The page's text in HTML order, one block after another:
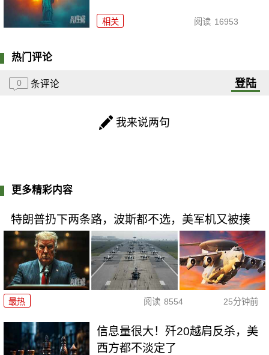
相关 阅读 16953
热门评论
0 条评论 登陆
我来说两句
更多精彩内容
特朗普扔下两条路，波斯都不选，美军机又被揍
最热 阅读 8554 25分钟前
信息量很大！歼20越肩反杀，美
西方都不淡定了